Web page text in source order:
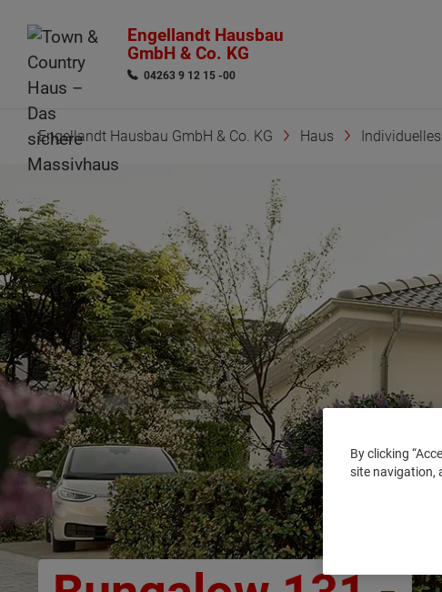
Engellandt Hausbau
GmbH & Co. KG
04263 9 12 15 -00
Engellandt Hausbau GmbH & Co. KG Haus
By clicking
site navigation,